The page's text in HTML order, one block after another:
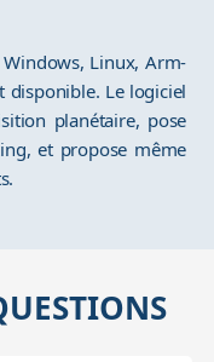
Windows, Linux, Arm-
disponible. Le logiciel
planétaire, pose
et propose même